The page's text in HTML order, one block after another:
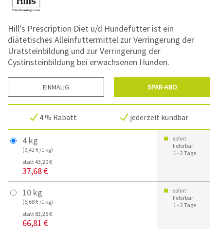
Hill's Prescription Diet u/d Hundefutter ist ein
diätetisches Alleinfuttermittel zur Verringerung der
Uratsteinbildung und zur Verringerung der
Cystinsteinbildung bei erwachsenen Hunden.
EINMALIG SPAR-ABO
4 % Rabatt jederzeit kündbar
4 kg
(9,42 € /1 kg)
statt 43,20 €
37,68 €
sofort
lieferbar
1 - 2 Tage
10 kg
(6,68 € /1 kg)
statt 83,25 €
66,81 €
sofort
lieferbar
1 - 2 Tage